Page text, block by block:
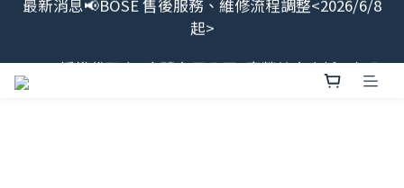
最新消息📢BOSE 售後服務、維修流程調整<2026/6/8
起>
起>
BOSE授權代理商<宏驜有限公司>直營線上商城，加入